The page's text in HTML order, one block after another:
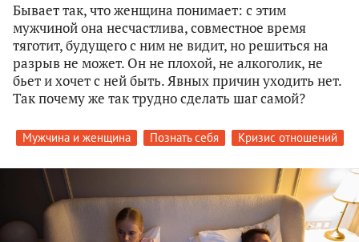
Бывает так, что женщина понимает: с этим
мужчиной она несчастлива, совместное время
тяготит, будущего с ним не видит, но решиться на
разрыв не может. Он не плохой, не алкоголик, не
бьет и хочет с ней быть. Явных причин уходить нет.
Так почему же так трудно сделать шаг самой?
Мужчина и женщина Познать себя Кризис отношений